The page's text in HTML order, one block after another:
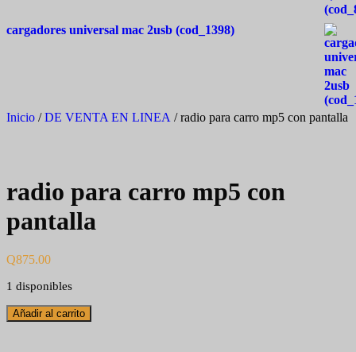
cargadores universal mac 2usb (cod_1398)
Inicio /DE VENTA EN LINEA / radio para carro mp5 con pantalla
radio para carro mp5 con
pantalla
Q875.00
1 disponibles
radio
para
Añadir al carrito